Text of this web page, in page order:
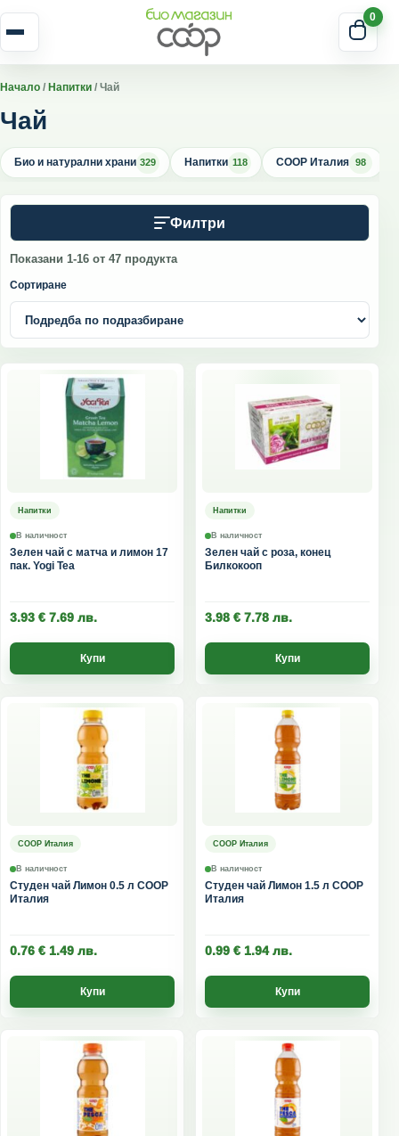
Skip to content 0
Начало / Напитки / Чай
Чай
Био и натурални храни 329 Напитки 118 COOP Италия 98
Филтри
Показани 1-16 от 47 продукта
Сортиране
Напитки
В наличност
Зелен чай с матча и лимон 17
пак. Yogi Tea
3.93 € 7.69 лв.
Купи
Напитки
В наличност
Зелен чай с роза, конец
Билкокооп
3.98 € 7.78 лв.
Купи
COOP Италия
В наличност
Студен чай Лимон 0.5 л COOP
Италия
0.76 € 1.49 лв.
Купи
COOP Италия
В наличност
Студен чай Лимон 1.5 л COOP
Италия
0.99 € 1.94лв.
Купи